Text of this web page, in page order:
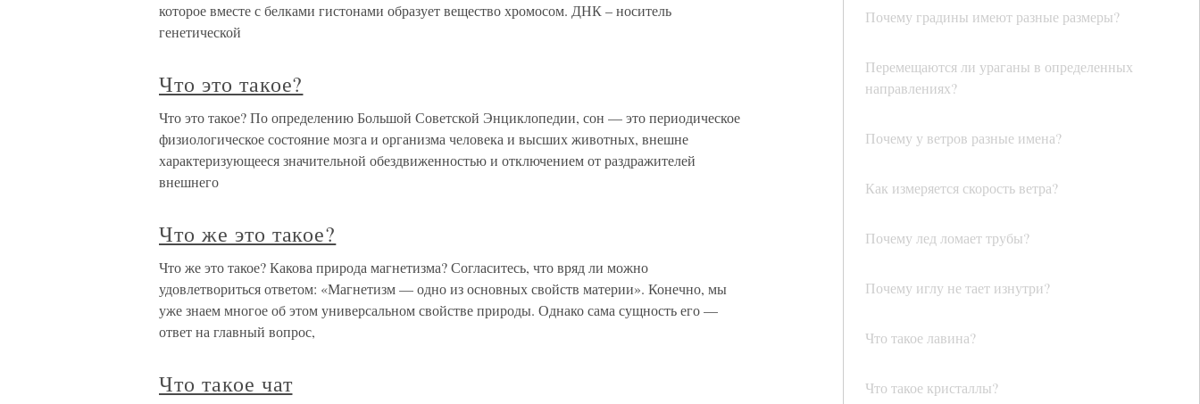
Почему градины имеют разные размеры?
Перемещаются ли ураганы в определенных
направлениях?
Почему у ветров разные имена?
Как измеряется скорость ветра?
Почему лед ломает трубы?
Почему иглу не тает изнутри?
Что такое лавина?
Что такое кристаллы?
которое вместе с белками гистонами образует вещество хромосом. ДНК – носитель
генетической
Что это такое?
Что это такое? По определению Большой Советской Энциклопедии, сон — это периодическое
физиологическое состояние мозга и организма человека и высших животных, внешне
характеризующееся значительной обездвиженностью и отключением от раздражителей
внешнего
Что же это такое?
Что же это такое? Какова природа магнетизма? Согласитесь, что вряд ли можно
удовлетвориться ответом: «Магнетизм — одно из основных свойств материи». Конечно, мы
уже знаем многое об этом универсальном свойстве природы. Однако сама сущность его —
ответ на главный вопрос,
Что такое чат